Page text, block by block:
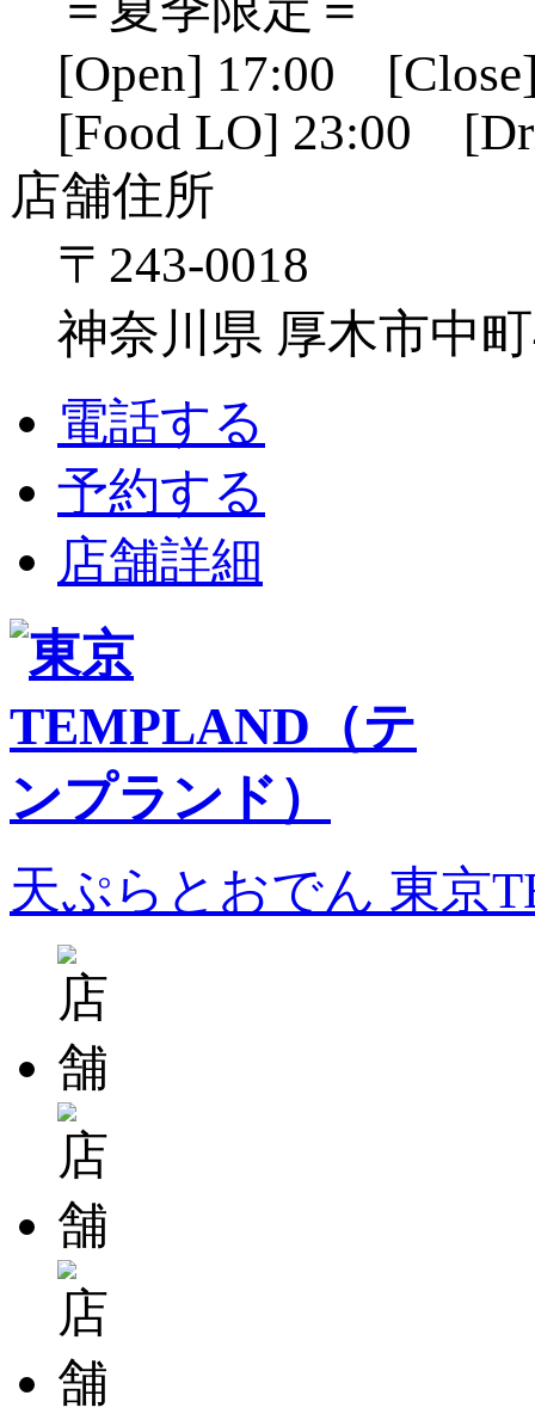
[Open] 17:00
[Food LO] 23:00
店舗住所
〒243-0018
神奈川県 厚木市中
電話する
予約する
店舗詳細
天ぷらとおでん 東京